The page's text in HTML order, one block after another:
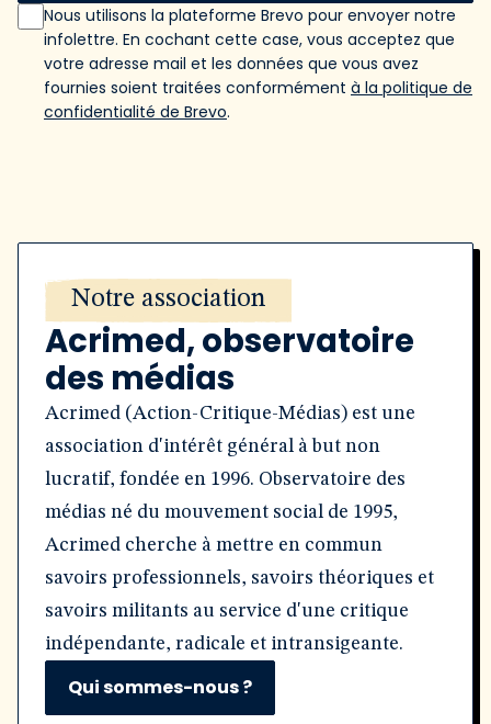
Nous utilisons la plateforme Brevo pour envoyer notre
infolettre. En cochant cette case, vous acceptez que
votre adresse mail et les données que vous avez
fournies soient traitées conformément à la politique de
confidentialité de Brevo.
Notre association
Acrimed, observatoire
des médias
Acrimed (Action-Critique-Médias) est une
association d'intérêt général à but non
lucratif, fondée en 1996. Observatoire des
médias né du mouvement social de 1995,
Acrimed cherche à mettre en commun
savoirs professionnels, savoirs théoriques et
savoirs militants au service d'une critique
indépendante, radicale et intransigeante.
Qui sommes-nous ?